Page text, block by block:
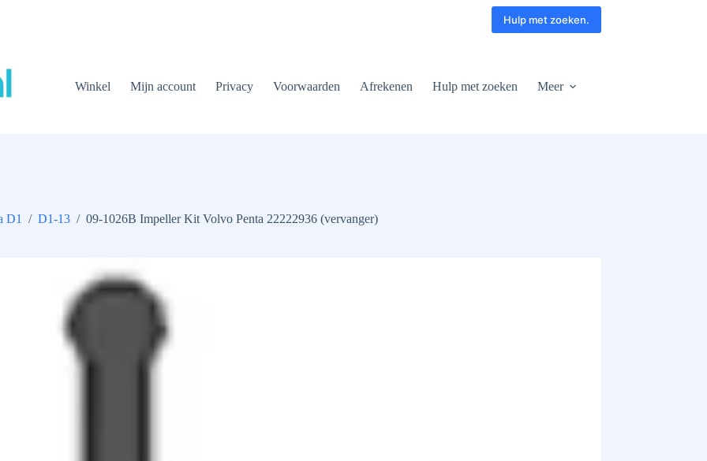
Hulp met zoeken.
Winkel Mijn account Privacy Voorwaarden Afrekenen Hulp met zoeken Meer
D1 / D1-13 / 09-1026B Impeller Kit Volvo Penta 22222936 (vervanger)